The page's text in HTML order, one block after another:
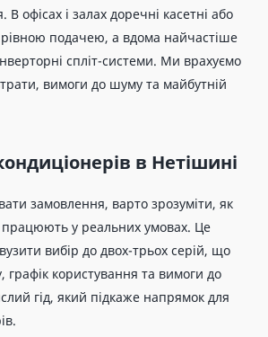
В офісах і залах доречні касетні або
подачею, а вдома найчастіше
спліт-системи. Ми врахуємо
вимоги до шуму та майбутній
в Нетішині
замовлення, варто зрозуміти, як
працюють у реальних умовах. Це
вибір до двох-трьох серій, що
графік користування та вимоги до
гід, який підкаже напрямок для